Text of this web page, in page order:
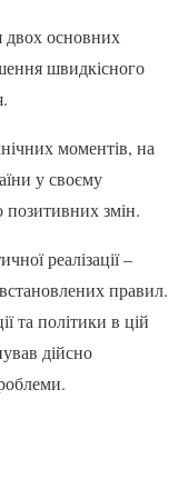
двох основних
швидкісного
моментів, на
у своєму
позитивних змін.
реалізації –
правил.
та політики в цій
дійсно